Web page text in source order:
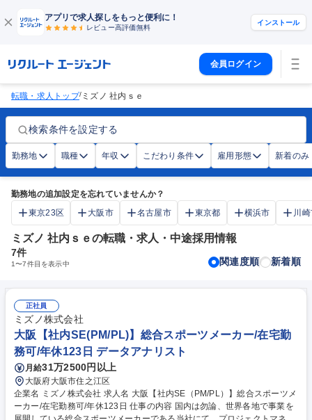
アプリで求人探しをもっと便利に！
レビュー高評価無料
インストール
会員ログイン
転職・求人トップ/ ミズノ 社内ｓｅ
検索条件を設定する
勤務地 職種 年収 こだわり条件 雇用形態 新着のみ
勤務地の追加設定を忘れていませんか？
東京23区
大阪市 名古屋市 東京都 横浜市 川
ミズノ 社内ｓｅの転職・求人・中途採用情報
7件
1〜7件目を表示中 関連度順 新着順
正社員
ミズノ株式会社
大阪【社内SE(PM/PL)】総合スポーツメーカー/在宅勤
務可/年休123日 データアナリスト
月給31万2500円以上
大阪府大阪市住之江区
企業名 ミズノ株式会社 求人名 大阪【社内SE（PM/PL）】総合スポーツメ
ーカー/在宅勤務可/年休123日 仕事の内容 国内は勿論、世界各地で事業を